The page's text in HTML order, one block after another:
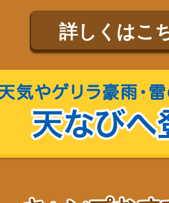
詳しくはこ